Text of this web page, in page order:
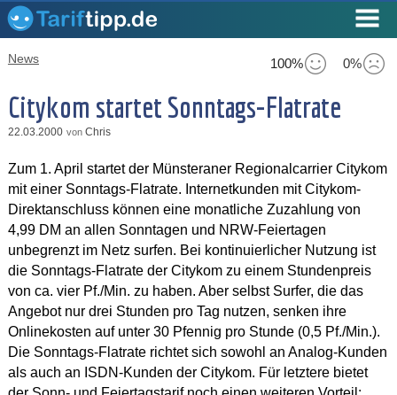
100% 0%
News
Citykom startet Sonntags-Flatrate
22.03.2000 von Chris
Zum 1. April startet der Münsteraner Regionalcarrier Citykom
mit einer Sonntags-Flatrate. Internetkunden mit Citykom-
Direktanschluss können eine monatliche Zuzahlung von
4,99 DM an allen Sonntagen und NRW-Feiertagen
unbegrenzt im Netz surfen. Bei kontinuierlicher Nutzung ist
die Sonntags-Flatrate der Citykom zu einem Stundenpreis
von ca. vier Pf./Min. zu haben. Aber selbst Surfer, die das
Angebot nur drei Stunden pro Tag nutzen, senken ihre
Onlinekosten auf unter 30 Pfennig pro Stunde (0,5 Pf./Min.).
Die Sonntags-Flatrate richtet sich sowohl an Analog-Kunden
als auch an ISDN-Kunden der Citykom. Für letztere bietet